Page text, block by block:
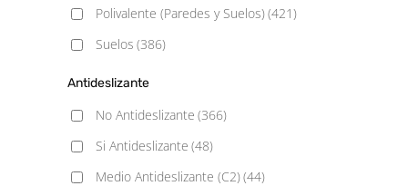
Polivalente (Paredes y Suelos)(421)
Suelos (386)
Antideslizante
No Antideslizante (366)
Si Antideslizante (48)
Medio Antideslizante (C2)(44)